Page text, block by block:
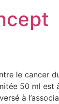
le cancer
50 ml est
à